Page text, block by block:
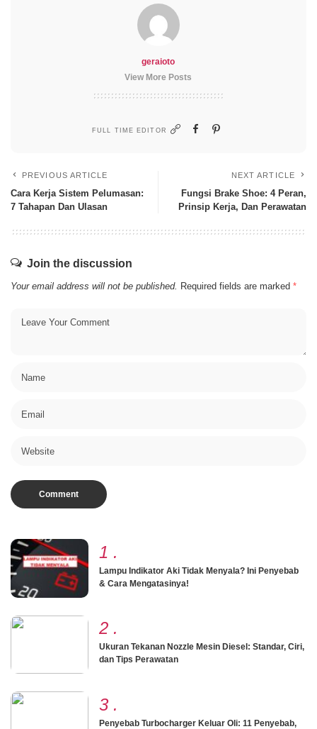
geraioto
View More Posts
FULL TIME EDITOR
PREVIOUS ARTICLE
Cara Kerja Sistem Pelumasan:
7 Tahapan Dan Ulasan
NEXT ARTICLE
Fungsi Brake Shoe: 4 Peran,
Prinsip Kerja, Dan Perawatan
Join the discussion
Your email address will not be published. Required fields are marked *
1 .
Lampu Indikator Aki Tidak Menyala? Ini Penyebab
& Cara Mengatasinya!
2 .
Ukuran Tekanan Nozzle Mesin Diesel: Standar, Ciri,
dan Tips Perawatan
3 .
Penyebab Turbocharger Keluar Oli: 11 Penyebab,